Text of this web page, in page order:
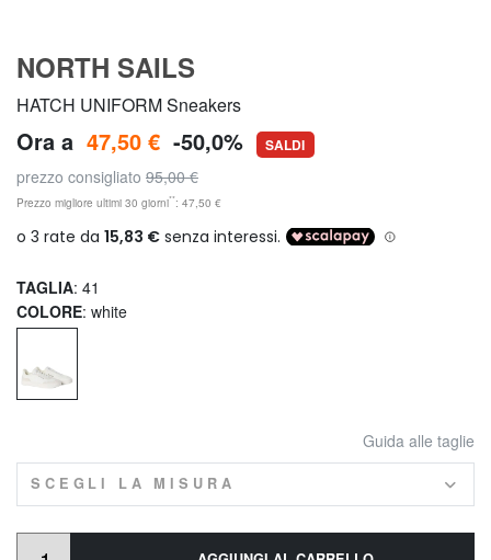
NORTH SAILS
HATCH UNIFORM Sneakers
Ora a 47,50 € -50,0% SALDI
prezzo consigliato 95,00 €
Prezzo migliore ultimi 30 giorni**: 47,50 €
TAGLIA: 41
COLORE: white
Guida alle taglie
SCEGLI LA MISURA